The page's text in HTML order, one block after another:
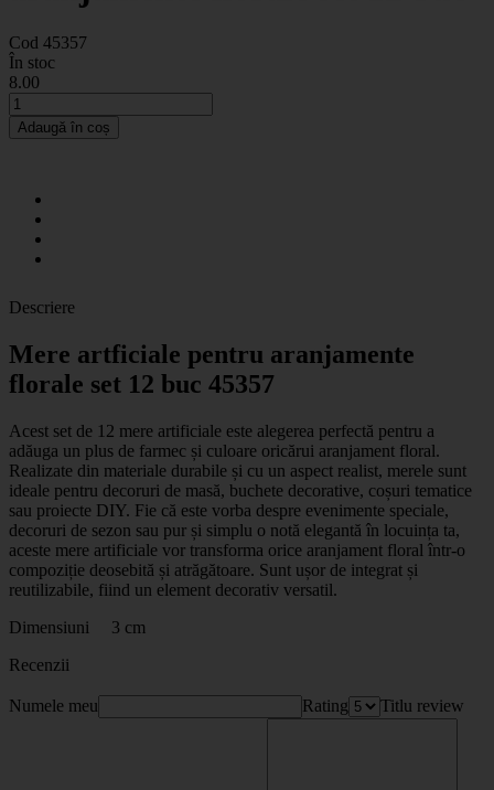
Cod 45357
În stoc
8.00
Adaugă în coș
Descriere
Mere artficiale pentru aranjamente
florale set 12 buc 45357
Acest set de 12 mere artificiale este alegerea perfectă pentru a
adăuga un plus de farmec și culoare oricărui aranjament floral.
Realizate din materiale durabile și cu un aspect realist, merele sunt
ideale pentru decoruri de masă, buchete decorative, coșuri tematice
sau proiecte DIY. Fie că este vorba despre evenimente speciale,
decoruri de sezon sau pur și simplu o notă elegantă în locuința ta,
aceste mere artificiale vor transforma orice aranjament floral într-o
compoziție deosebită și atrăgătoare. Sunt ușor de integrat și
reutilizabile, fiind un element decorativ versatil.
Dimensiuni 3 cm
Recenzii
Numele meu Rating Titlu review